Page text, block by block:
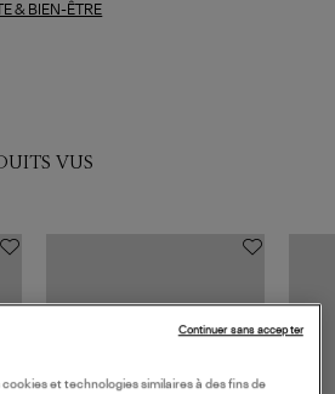
& BIEN-ÊTRE
VUS
et technologies similaires à des fins de
Continuer sans accepter